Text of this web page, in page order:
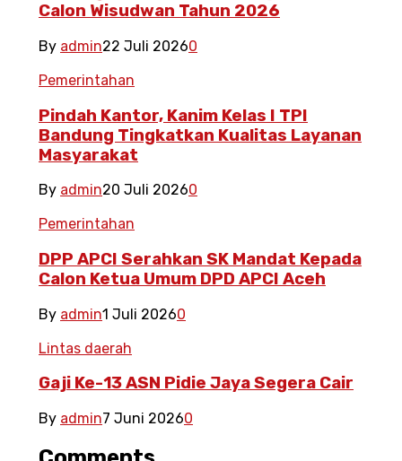
Calon Wisudwan Tahun 2026
By admin22 Juli 20260
Pemerintahan
Pindah Kantor, Kanim Kelas I TPI
Bandung Tingkatkan Kualitas Layanan
Masyarakat
By admin20 Juli 20260
Pemerintahan
DPP APCI Serahkan SK Mandat Kepada
Calon Ketua Umum DPD APCI Aceh
By admin1 Juli 20260
Lintas daerah
Gaji Ke-13 ASN Pidie Jaya Segera Cair
By admin7 Juni 20260